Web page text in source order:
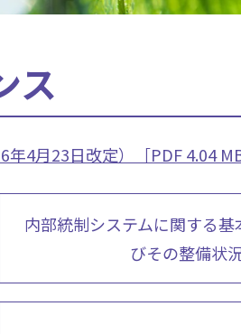
ス
4月23日改定）［PDF 4.04
内部統制システムに関する
びその整備状